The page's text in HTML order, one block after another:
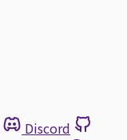
Discord